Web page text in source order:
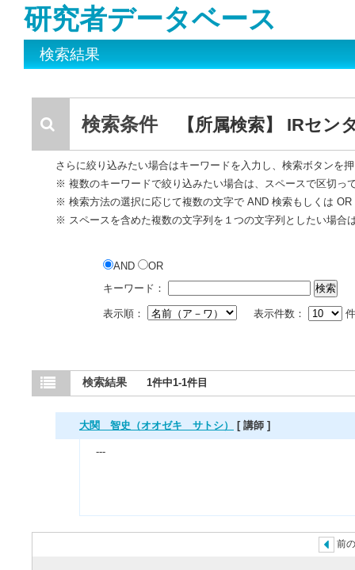
研究者データベース
検索結果
検索条件 【所属検索】 IRセン
さらに絞り込みたい場合はキーワードを入力し、検索ボタンを
※ 複数のキーワードで絞り込みたい場合は、スペースで区切っ
※ 検索方法の選択に応じて複数の文字で AND 検索もしくは
※ スペースを含めた複数の文字列を１つの文字列としたい場合
AND
OR
キーワード：
表示順： 表示件数：
検索結果 1件中1-1件目
大関 智史（オオゼキ サトシ） [ 講師 ]
---
前